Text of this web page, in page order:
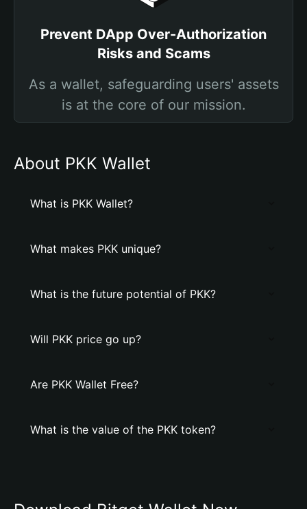
Prevent DApp Over-Authorization
Risks and Scams
As a wallet, safeguarding users' assets
is at the core of our mission.
About PKK Wallet
What is PKK Wallet?
What makes PKK unique?
What is the future potential of PKK?
Will PKK price go up?
Are PKK Wallet Free?
What is the value of the PKK token?